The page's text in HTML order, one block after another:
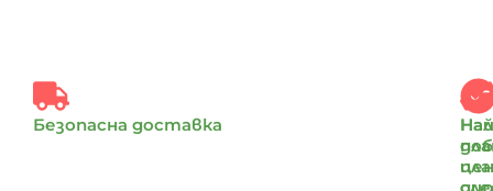
Безопасна доставка